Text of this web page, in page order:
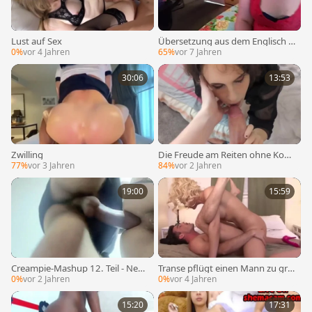
Lust auf Sex
0%vor 4 Jahren
Übersetzung aus dem Englisch i
n das Deutsch:
65%vor 7 Jahren
30:06
Zwilling
77%vor 3 Jahren
13:53
Die Freude am Reiten ohne Kond
om mit deiner Lieblings-Transe
84%vor 2 Jahren
19:00
Creampie-Mashup 12. Teil - Neuv
eröffentlichung
0%vor 2 Jahren
15:59
Transe pflügt einen Mann zu gro
ß O
0%vor 4 Jahren
15:20 17:31